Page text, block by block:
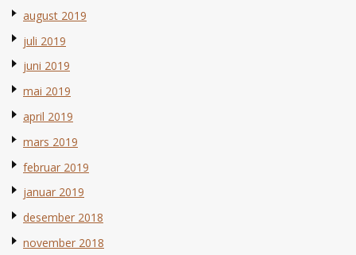
august 2019
juli 2019
juni 2019
mai 2019
april 2019
mars 2019
februar 2019
januar 2019
desember 2018
november 2018